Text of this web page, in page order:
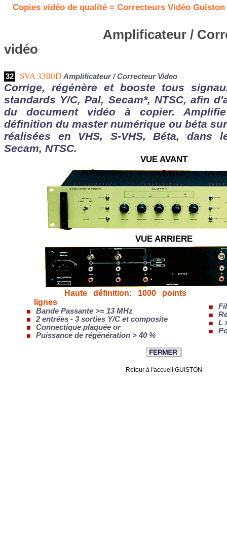
Copies vidéo de qualité = Correcteurs Vidéo Guiston
Amplificateur /
vidéo
32 SVA 3300D Amplificateur / Correcteur Video
Corrige, régénère et booste tous
standards Y/C, Pal, Secam*, NTSC, afin
du document vidéo à copier.
définition du master numérique ou béta
réalisées en VHS, S-VHS, Béta, dans
Secam, NTSC.
VUE AVANT
VUE ARRIERE
Haute définition: 1000 points
lignes
Bande Passante >= 13 MHz
2 entrées - 3 sorties Y/C et composite
Connectique plaquée or
Puissance de régénération > 40 %
L
Retour à l'accueil GUISTON